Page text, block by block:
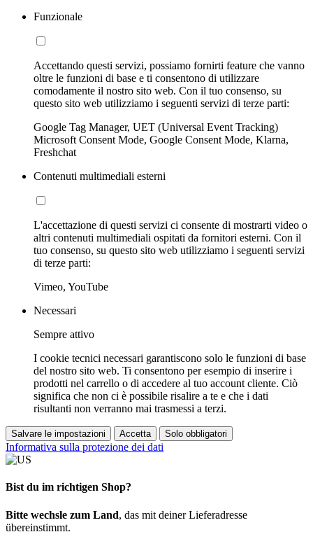
Funzionale
Accettando questi servizi, possiamo fornirti feature che vanno
oltre le funzioni di base e ti consentono di utilizzare
comodamente il nostro sito web. Con il tuo consenso, su
questo sito web utilizziamo i seguenti servizi di terze parti:
Google Tag Manager, UET (Universal Event Tracking)
Microsoft Consent Mode, Google Consent Mode, Klarna,
Freshchat
Contenuti multimediali esterni
L'accettazione di questi servizi ci consente di mostrarti video o
altri contenuti multimediali ospitati da fornitori esterni. Con il
tuo consenso, su questo sito web utilizziamo i seguenti servizi
di terze parti:
Vimeo, YouTube
Necessari
Sempre attivo
I cookie tecnici necessari garantiscono solo le funzioni di base
del nostro sito web. Ti consentono per esempio di inserire i
prodotti nel carrello o di accedere al tuo account cliente. Ciò
significa che non ci è possibile risalire a te e che i dati
risultanti non verranno mai trasmessi a terzi.
Salvare le impostazioni Accetta Solo obbligatori
Informativa sulla protezione dei dati
Bist du im richtigen Shop?
Bitte wechsle zum Land, das mit deiner Lieferadresse
übereinstimmt.